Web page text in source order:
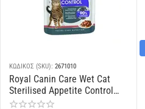
ΚΩΔΙΚΟΣ (SKU): 2671010
Royal Canin Care Wet Cat
Sterilised Appetite Control
Gravy 85gr